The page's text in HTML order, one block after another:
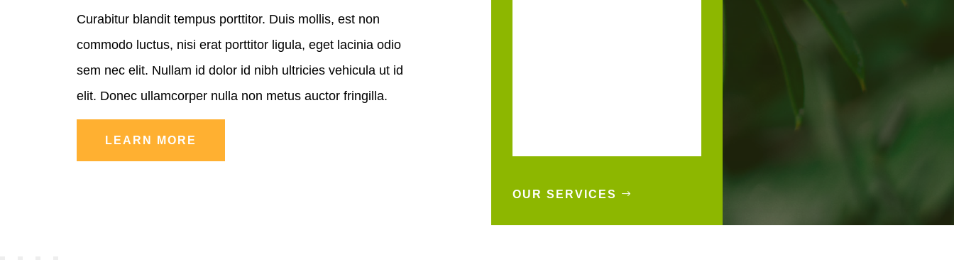
Curabitur blandit tempus porttitor. Duis mollis, est non
commodo luctus, nisi erat porttitor ligula, eget lacinia odio
sem nec elit. Nullam id dolor id nibh ultricies vehicula ut id
elit. Donec ullamcorper nulla non metus auctor fringilla.
LEARN MORE
OUR SERVICES